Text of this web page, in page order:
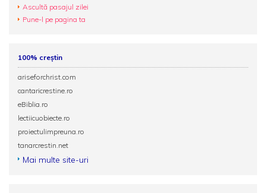
Ascultă pasajul zilei
Pune-l pe pagina ta
100% creștin
ariseforchrist.com
cantaricrestine.ro
eBiblia.ro
lectiicuobiecte.ro
proiectulimpreuna.ro
tanarcrestin.net
Mai multe site-uri